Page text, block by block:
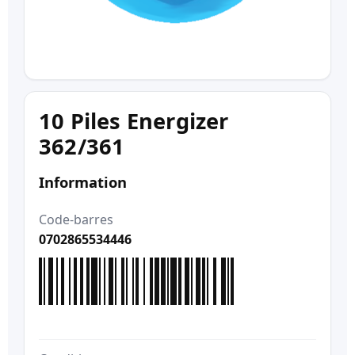
10 Piles Energizer
362/361
Information
Code-barres
0702865534446